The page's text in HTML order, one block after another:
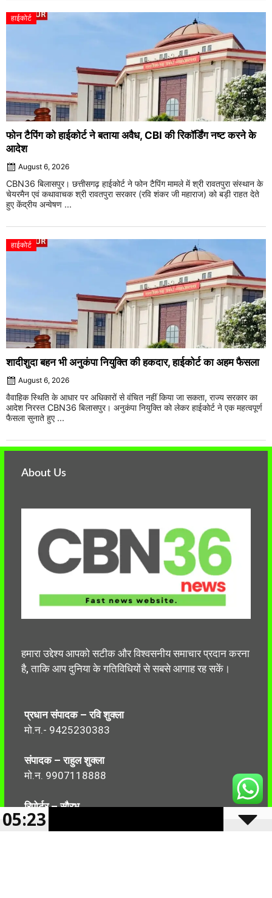
हाईकोर्ट
फोन टैपिंग को हाईकोर्ट ने बताया अवैध, CBI की रिकॉर्डिंग नष्ट करने के
आदेश
August 6, 2026
CBN36 बिलासपुर। छत्तीसगढ़ हाईकोर्ट ने फोन टैपिंग मामले में श्री रावतपुरा संस्थान के
चेयरमैन एवं कथावाचक श्री रावतपुरा सरकार (रवि शंकर जी महाराज) को बड़ी राहत देते
हुए केंद्रीय अन्वेषण ...
हाईकोर्ट
शादीशुदा बहन भी अनुकंपा नियुक्ति की हकदार, हाईकोर्ट का अहम फैसला
August 6, 2026
वैवाहिक स्थिति के आधार पर अधिकारों से वंचित नहीं किया जा सकता, राज्य सरकार का
आदेश निरस्त CBN36 बिलासपुर। अनुकंपा नियुक्ति को लेकर हाईकोर्ट ने एक महत्वपूर्ण
फैसला सुनाते हुए ...
About Us
हमारा उद्देश्य आपको सटीक और विश्वसनीय समाचार प्रदान करना
है, ताकि आप दुनिया के गतिविधियों से सबसे आगाह रह सकें।
प्रधान संपादक – रवि शुक्ला
मो.न.- 9425230383
संपादक – राहुल शुक्ला
मो.न. 9907118888
रिपोर्टर – सौरभ
मो.न.-7499999906
05:23